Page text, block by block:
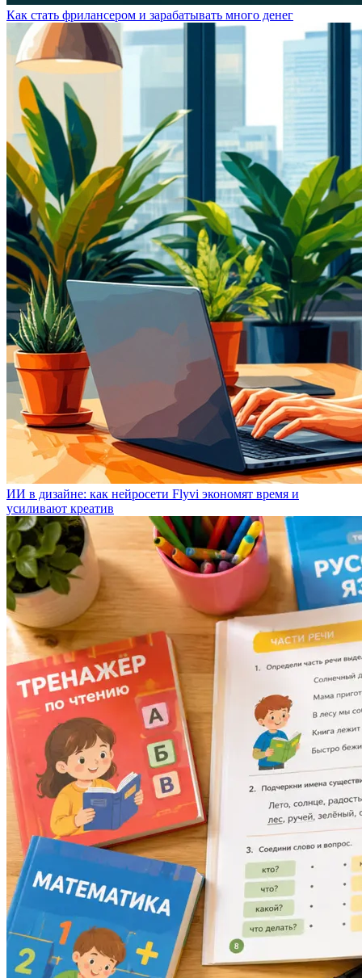
Как стать фрилансером и зарабатывать много денег
ИИ в дизайне: как нейросети Flyvi экономят время и
усиливают креатив